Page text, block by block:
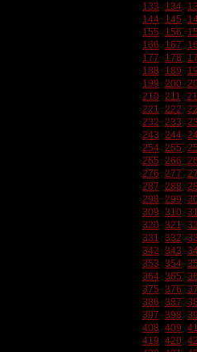
133
134
144 145
155
156
166
167
177
178
188
189
199 200
210 211
221 222
232 233
243 244
254 255
265 266
276 277
287 288
298 299
309 310
320 321
331 332
342 343
353 354
364 365
375 376
386 387
397 398
408 409
419 420